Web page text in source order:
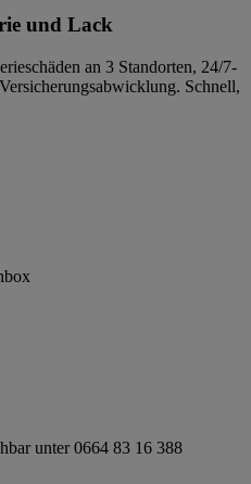
und Lack
an 3 Standorten, 24/7-
Schnell,
unter 0664 83 16 388